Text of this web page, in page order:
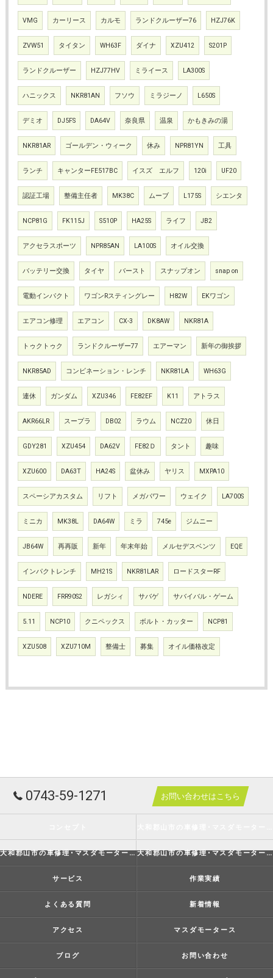
VMG カーリース カルモ ランドクルーザー76 HZJ76K
ZVW51 タイタン WH63F ダイナ XZU412 S201P
ランドクルーザー HZJ77HV ミライース LA300S
ハニックス NKR81AN フソウ ミラジーノ L650S
デミオ DJ5FS DA64V 奈良県 温泉 かもきみの湯
NKR81AR ゴールデン・ウィーク 休み NPR81YN 工具
ランチ キャンターFE517BC イスズ エルフ 120i UF20
認証工場 整備主任者 MK38C ムーブ L175S シエンタ
NCP81G FK115J S510P HA25S ライフ JB2
アクセラスポーツ NPR85AN LA100S オイル交換
バッテリー交換 タイヤ バースト スナップオン snap on
電動インパクト ワゴンRスティングレー H82W EKワゴン
エアコン修理 エアコン CX-3 DK8AW NKR81A
トゥクトゥク ランドクルーザー77 エアーマン 新年の御挨拶
NKR85AD コンビネーション・レンチ NKR81LA WH63G
連休 ガンダム XZU346 FE82EF K11 アトラス
AKR66LR スープラ DB02 ラウム NCZ20 休日
GDY281 XZU454 DA62V FE82Ｄ タント 趣味
XZU600 DA63T HA24S 盆休み ヤリス MXPA10
スペーシアカスタム リフト メガパワー ウェイク LA700S
ミニカ MK38L DA64W ミラ 745e ジムニー
JB64W 再再販 新年 年末年始 メルセデスベンツ EQE
インパクトレンチ MH21S NKR81LAR ロードスターRF
NDERE FRR90S2 レガシィ サバゲ サバイバル・ゲーム
5.11 NCP10 クニペックス ボルト・カッター NCP81
XZU508 XZU710M 整備士 募集 オイル価格改定
0743-59-1271 お問い合わせはこちら
大和郡山市の車修理･マスダモータースの評判 大和郡山市の車修理･マスダモータースのお客様の声
サービス 作業実績
よくある質問 新着情報
アクセス マスダモータース
ブログ お問い合わせ